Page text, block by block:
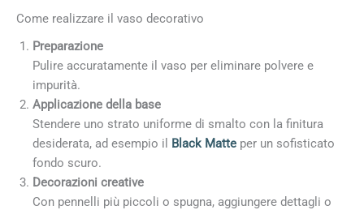
Come realizzare il vaso decorativo
Preparazione
Pulire accuratamente il vaso per eliminare polvere e
impurità.
Applicazione della base
Stendere uno strato uniforme di smalto con la finitura
desiderata, ad esempio il Black Matte per un sofisticato
fondo scuro.
Decorazioni creative
Con pennelli più piccoli o spugna, aggiungere dettagli o